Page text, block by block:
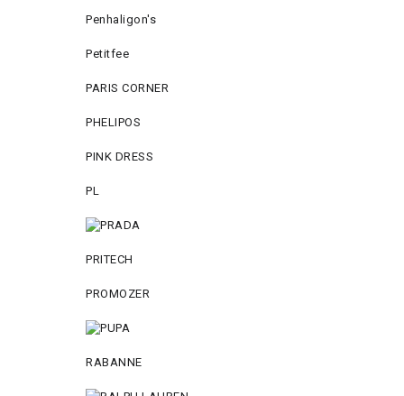
Penhaligon's
Petitfee
PARIS CORNER
PHELIPOS
PINK DRESS
PL
PRITECH
PROMOZER
RABANNE